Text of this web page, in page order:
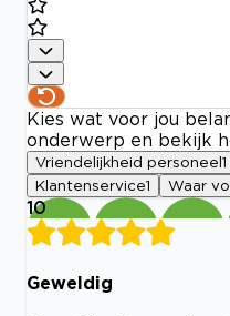
Kies wat voor jou
onderwerp en bekijk
Vriendelijkheid personeel 1
Klantenservice1 Waar
10
Geweldig